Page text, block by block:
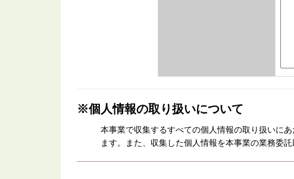
※個人情報の取り扱いについて
本事業で収集するすべての個人情報の取り扱いに
ます。また、収集した個人情報を本事業の業務委